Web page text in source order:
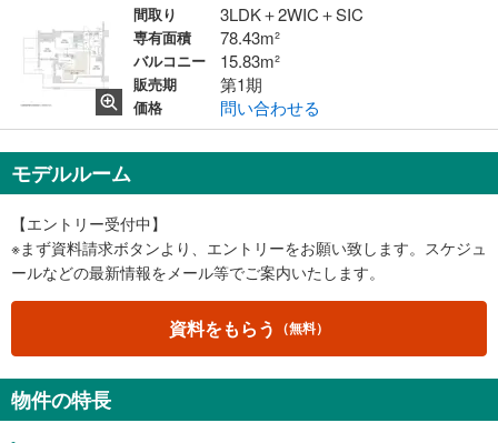
間取り 3LDK＋2WIC＋SIC
専有面積 78.43m²
バルコニー 15.83m²
販売期 第1期
価格 問い合わせる
モデルルーム
【エントリー受付中】
※まず資料請求ボタンより、エントリーをお願い致します。スケジュ
ールなどの最新情報をメール等でご案内いたします。
資料をもらう （無料）
物件の特長